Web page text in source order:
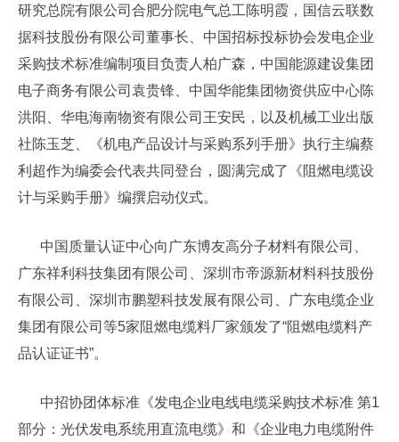
研究总院有限公司合肥分院电气总工陈明霞，国信云联数
据科技股份有限公司董事长、中国招标投标协会发电企业
采购技术标准编制项目负责人柏广森，中国能源建设集团
电子商务有限公司袁贵锋、中国华能集团物资供应中心陈
洪阳、华电海南物资有限公司王安民，以及机械工业出版
社陈玉芝、《机电产品设计与采购系列手册》执行主编蔡
利超作为编委会代表共同登台，圆满完成了《阻燃电缆设
计与采购手册》编撰启动仪式。
中国质量认证中心向广东博友高分子材料有限公司、
广东祥利科技集团有限公司、深圳市帝源新材料科技股份
有限公司、深圳市鹏塑科技发展有限公司、广东电缆企业
集团有限公司等5家阻燃电缆料厂家颁发了“阻燃电缆料产
品认证证书”。
中招协团体标准《发电企业电线电缆采购技术标准 第1
部分：光伏发电系统用直流电缆》和《企业电力电缆附件